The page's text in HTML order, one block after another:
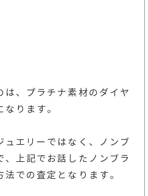
は、プラチナ素材のダイヤ
ります。
ュエリーではなく、ノンブ
、上記でお話したノンブラ
での査定となります。